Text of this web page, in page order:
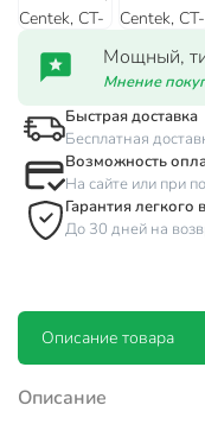
Мощный,
Мнение
Быстрая доставка
Бесплатная
Возможность
На сайте или при
Гарантия легкого
До 30 дней на
Описание товара
Описание